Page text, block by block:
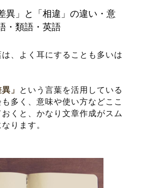
異」と「相違」の違い・意
・類語・英語
、よく耳にすることも多いは
異」
という言葉を活用している
多く、意味や使い方などここ
くと、かなり文章作成がスム
ります。